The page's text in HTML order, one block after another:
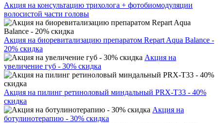
Акция на консультацию трихолога + фотобиомодуляции
волосистой части головы
Акция на биоревитализацию препаратом Repart Aqua Balance -
20% скидка
Акция на
увеличение губ - 30% скидка
Акция на пилинг ретиноловый миндальный PRX-T33 - 40%
скидка
Акция на
ботулинотерапию - 30% скидка